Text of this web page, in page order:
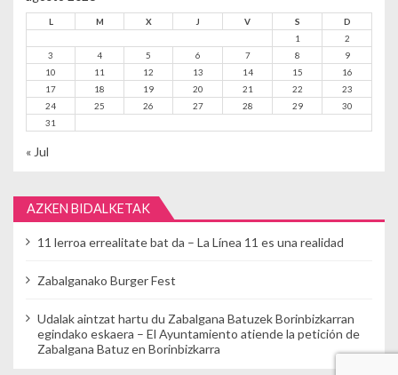
L M X J V S
D
1
2
3
4 5 6 7 8
9
10
11 12 13 14 15
16
17
18 19 20 21 22
23
24
25 26 27 28 29
30
31
« Jul
AZKEN BIDALKETAK
11 lerroa errealitate bat da – La Línea 11 es una realidad
Zabalganako Burger Fest
Udalak aintzat hartu du Zabalgana Batuzek Borinbizkarran
egindako eskaera – El Ayuntamiento atiende la petición de
Zabalgana Batuz en Borinbizkarra